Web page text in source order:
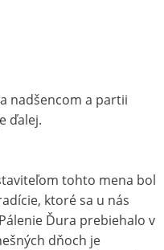
nadšencom a partii
ďalej.
tohto mena bol
ktoré sa u nás
Ďura prebiehalo v
dňoch je